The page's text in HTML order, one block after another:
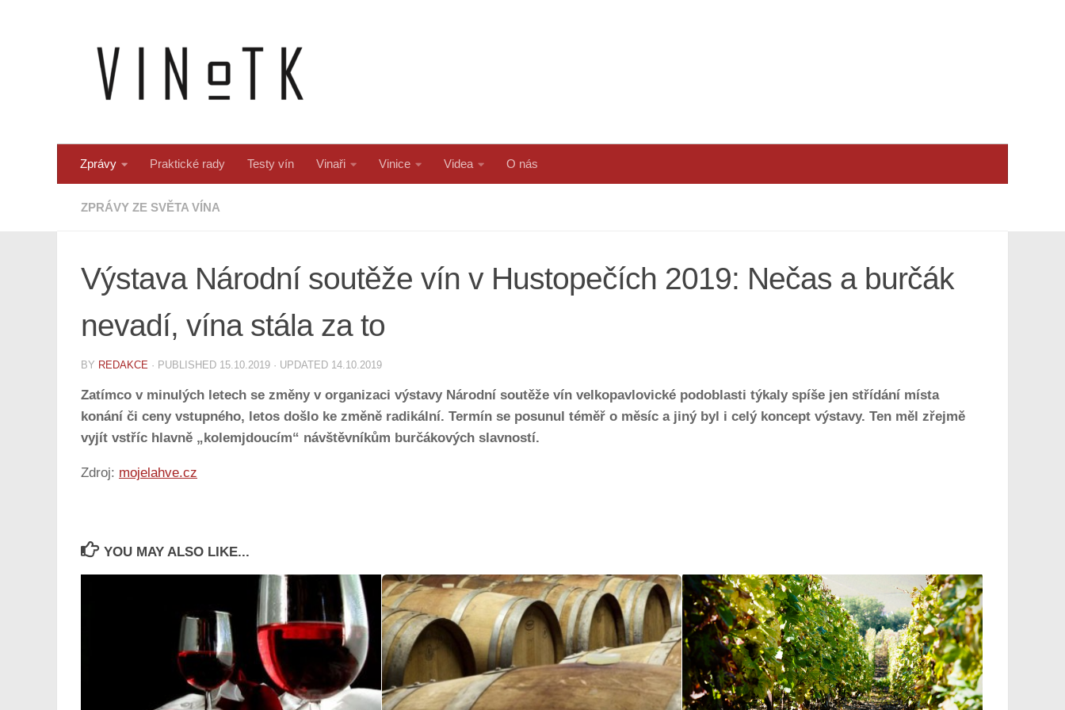
Zprávy Praktické rady Testy vín Vinaři Vinice Videa O nás
ZPRÁVY ZE SVĚTA VÍNA
Výstava Národní soutěže vín v Hustopečích 2019: Nečas a burčák
nevadí, vína stála za to
BY REDAKCE · PUBLISHED 15.10.2019 · UPDATED 14.10.2019
Zatímco v minulých letech se změny v organizaci výstavy Národní soutěže vín velkopavlovické podoblasti týkaly spíše jen střídání místa
konání či ceny vstupného, letos došlo ke změně radikální. Termín se posunul téměř o měsíc a jiný byl i celý koncept výstavy. Ten měl zřejmě
vyjít vstříc hlavně „kolemjdoucím“ návštěvníkům burčákových slavností.
Zdroj: mojelahve.cz
YOU MAY ALSO LIKE...